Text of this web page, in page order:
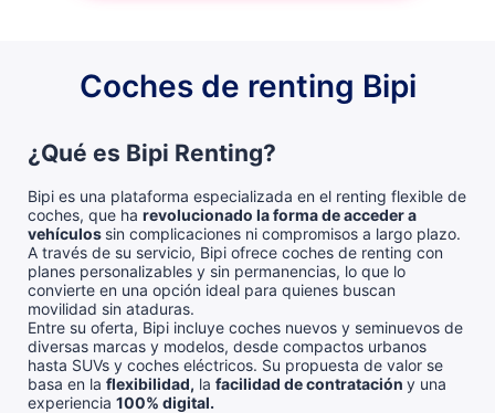
Coches de renting Bipi
¿Qué es Bipi Renting?
Bipi es una plataforma especializada en el renting flexible de
coches, que ha revolucionado la forma de acceder a
vehículos sin complicaciones ni compromisos a largo plazo.
A través de su servicio, Bipi ofrece coches de renting con
planes personalizables y sin permanencias, lo que lo
convierte en una opción ideal para quienes buscan
movilidad sin ataduras.
Entre su oferta, Bipi incluye coches nuevos y seminuevos de
diversas marcas y modelos, desde compactos urbanos
hasta SUVs y coches eléctricos. Su propuesta de valor se
basa en la flexibilidad, la facilidad de contratación y una
experiencia 100% digital.